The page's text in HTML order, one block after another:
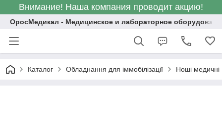
Внимание! Наша компания проводит акцию!
ОросМедикал - Медицинское и лабораторное
Каталог Обладнання для іммобілізації Ноші медичні